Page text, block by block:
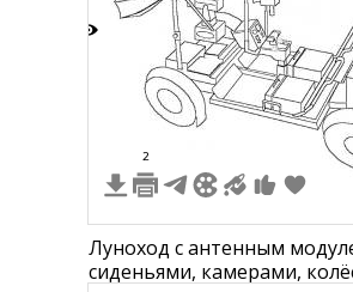
2
Луноход с антенным
сиденьями, камерами,